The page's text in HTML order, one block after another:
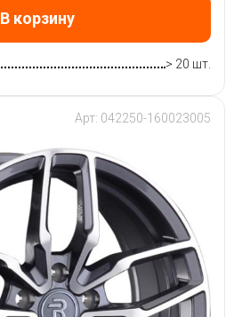
В корзину
> 20 шт.
Арт: 042250-160023005